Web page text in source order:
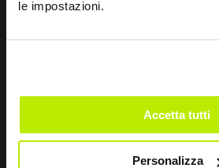
le impostazioni.
Accetta tutti
Personalizza